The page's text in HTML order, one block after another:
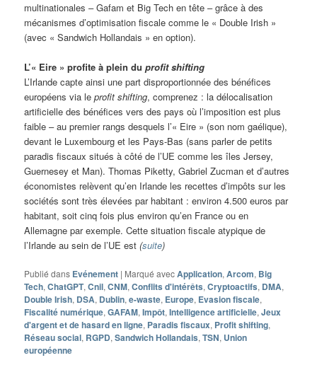
multinationales – Gafam et Big Tech en tête – grâce à des
mécanismes d’optimisation fiscale comme le « Double Irish »
(avec « Sandwich Hollandais » en option).
L’« Eire » profite à plein duprofit shifting
L’Irlande capte ainsi une part disproportionnée des bénéfices
européens via leprofit shifting, comprenez : la délocalisation
artificielle des bénéfices vers des pays où l’imposition est plus
faible – au premier rangs desquels l’« Eire » (son nom gaélique),
devant le Luxembourg et les Pays-Bas (sans parler de petits
paradis fiscaux situés à côté de l’UE comme les îles Jersey,
Guernesey et Man). Thomas Piketty, Gabriel Zucman et d’autres
économistes relèvent qu’en Irlande les recettes d’impôts sur les
sociétés sont très élevées par habitant : environ 4.500 euros par
habitant, soit cinq fois plus environ qu’en France ou en
Allemagne par exemple. Cette situation fiscale atypique de
l’Irlande au sein de l’UE est(suite)
Publié dans Evénement | Marqué avecApplication,Arcom, Big
Tech,ChatGPT,Cnil,CNM,Conflits d'intérêts,Cryptoactifs, DMA,
Double Irish, DSA, Dublin,e-waste, Europe, Evasion fiscale,
Fiscalité numérique,GAFAM,Impôt,Intelligence artificielle,Jeux
d'argent et de hasard en ligne, Paradis fiscaux, Profit shifting,
Réseau social, RGPD,Sandwich Hollandais,TSN, Union
européenne